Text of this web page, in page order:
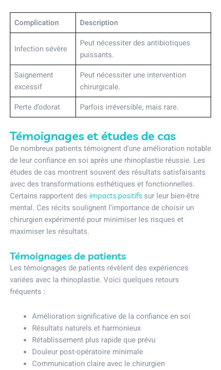
Complication Description
Infection sévère
Peut nécessiter des antibiotiques
puissants.
Saignement
excessif
Peut nécessiter une intervention
chirurgicale.
Perte d’odorat
Parfois irréversible, mais rare.
Témoignages et études de cas
De nombreux patients témoignent d’une amélioration notable
de leur confiance en soi après une rhinoplastie réussie. Les
études de cas montrent souvent des résultats satisfaisants
avec des transformations esthétiques et fonctionnelles.
Certains rapportent des impacts positifs sur leur bien-être
mental. Ces récits soulignent l’importance de choisir un
chirurgien expérimenté pour minimiser les risques et
maximiser les résultats.
Témoignages de patients
Les témoignages de patients révèlent des expériences
variées avec la rhinoplastie. Voici quelques retours
fréquents :
Amélioration significative de la confiance en soi
Résultats naturels et harmonieux
Rétablissement plus rapide que prévu
Douleur post-opératoire minimale
Communication claire avec le chirurgien